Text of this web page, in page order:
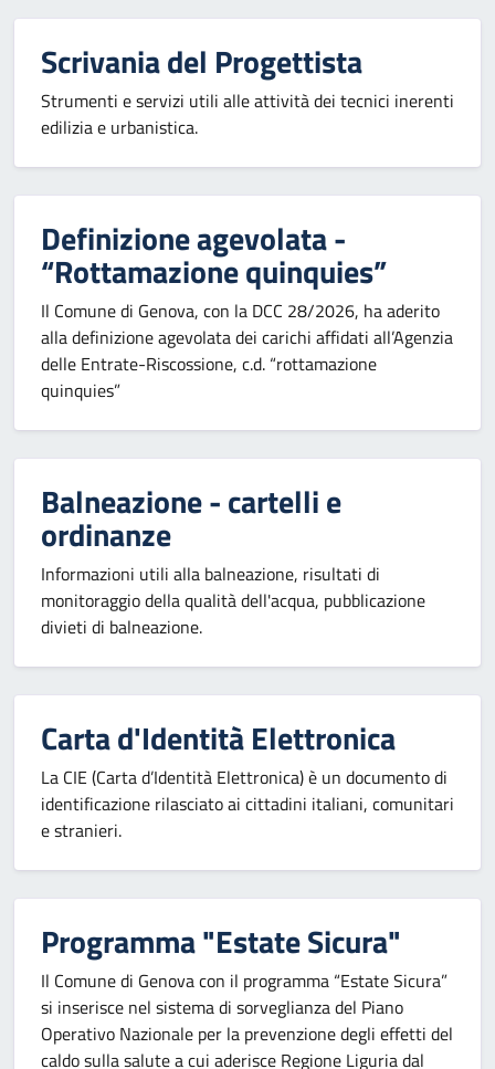
Scrivania del Progettista
Strumenti e servizi utili alle attività dei tecnici inerenti
edilizia e urbanistica.
Definizione agevolata -
“Rottamazione quinquies”
Il Comune di Genova, con la DCC 28/2026, ha aderito
alla definizione agevolata dei carichi affidati all’Agenzia
delle Entrate-Riscossione, c.d. “rottamazione
quinquies”
Balneazione - cartelli e
ordinanze
Informazioni utili alla balneazione, risultati di
monitoraggio della qualità dell'acqua, pubblicazione
divieti di balneazione.
Carta d'Identità Elettronica
La CIE (Carta d’Identità Elettronica) è un documento di
identificazione rilasciato ai cittadini italiani, comunitari
e stranieri.
Programma "Estate Sicura"
Il Comune di Genova con il programma “Estate Sicura”
si inserisce nel sistema di sorveglianza del Piano
Operativo Nazionale per la prevenzione degli effetti del
caldo sulla salute a cui aderisce Regione Liguria dal